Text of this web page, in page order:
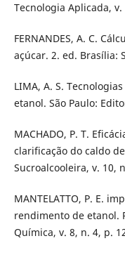
Tecnologia Aplicada,
FERNANDES, A. C.
açúcar. 2. ed. Brasília:
LIMA, A. S.
etanol. São Paulo:
MACHADO, P. T.
clarificação do caldo
Sucroalcooleira, v. 10,
MANTELATTO, P. E.
rendimento de etanol.
Química, v. 8, n. 4, p.